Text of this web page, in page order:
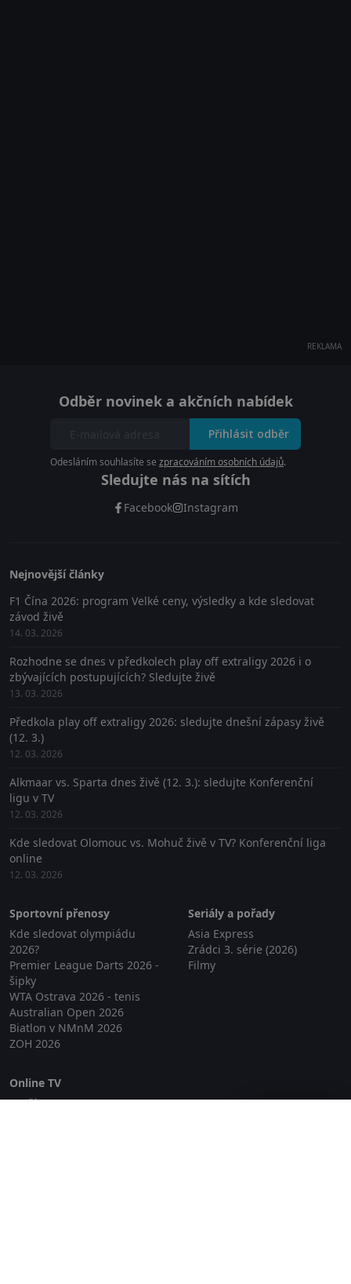
REKLAMA
Odběr novinek a akčních nabídek
Přihlásit odběr
Odesláním souhlasíte se zpracováním osobních údajů.
Sledujte nás na sítích
Facebook Instagram
Nejnovější články
F1 Čína 2026: program Velké ceny, výsledky a kde sledovat
závod živě
14. 03. 2026
Rozhodne se dnes v předkolech play off extraligy 2026 i o
zbývajících postupujících? Sledujte živě
13. 03. 2026
Předkola play off extraligy 2026: sledujte dnešní zápasy živě
(12. 3.)
12. 03. 2026
Alkmaar vs. Sparta dnes živě (12. 3.): sledujte Konferenční
ligu v TV
12. 03. 2026
Kde sledovat Olomouc vs. Mohuč živě v TV? Konferenční liga
online
12. 03. 2026
Sportovní přenosy
Kde sledovat olympiádu
2026?
Premier League Darts 2026 -
šipky
WTA Ostrava 2026 - tenis
Australian Open 2026
Biatlon v NMnM 2026
ZOH 2026
Seriály a pořady
Asia Express
Zrádci 3. série (2026)
Filmy
Online TV
Lepší.TV